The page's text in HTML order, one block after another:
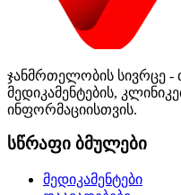
ჯანმრთელობის სივრცე -
მედიკამენტების,
ინფორმაციისთვის.
სწრაფი ბმულები
მედიკამენტები